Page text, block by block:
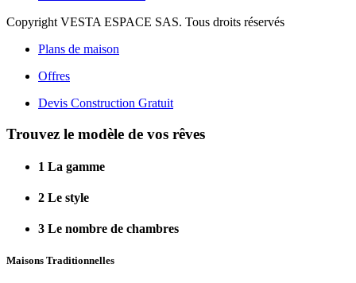
Copyright VESTA ESPACE SAS. Tous droits réservés
Plans de maison
Offres
Devis Construction Gratuit
Trouvez le modèle de vos rêves
1 La gamme
2 Le style
3 Le nombre de chambres
Maisons Traditionnelles